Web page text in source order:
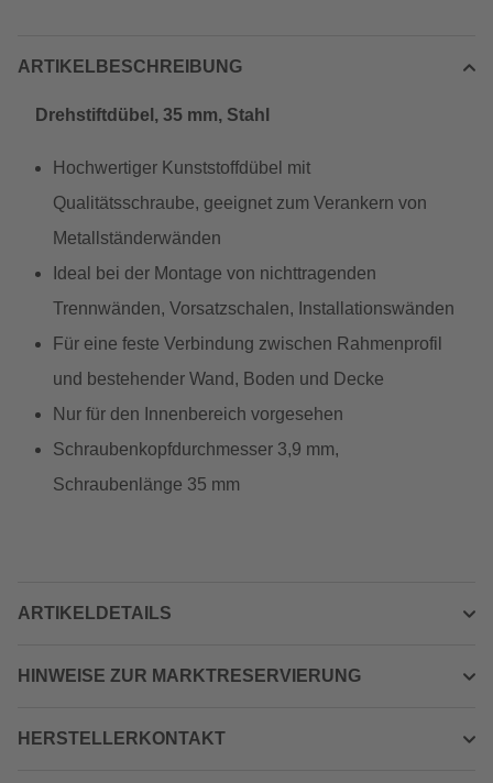
ARTIKELBESCHREIBUNG
Drehstiftdübel, 35 mm, Stahl
Hochwertiger Kunststoffdübel mit
Qualitätsschraube, geeignet zum Verankern von
Metallständerwänden
Ideal bei der Montage von nichttragenden
Trennwänden, Vorsatzschalen, Installationswänden
Für eine feste Verbindung zwischen Rahmenprofil
und bestehender Wand, Boden und Decke
Nur für den Innenbereich vorgesehen
Schraubenkopfdurchmesser 3,9 mm,
Schraubenlänge 35 mm
ARTIKELDETAILS
HINWEISE ZUR MARKTRESERVIERUNG
HERSTELLERKONTAKT